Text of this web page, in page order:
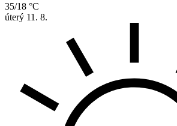
35/18 °C
úterý 11. 8.